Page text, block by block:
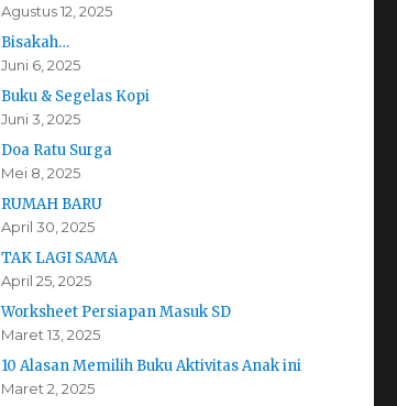
Agustus 12, 2025
Bisakah…
Juni 6, 2025
Buku & Segelas Kopi
Juni 3, 2025
Doa Ratu Surga
Mei 8, 2025
RUMAH BARU
April 30, 2025
TAK LAGI SAMA
April 25, 2025
Worksheet Persiapan Masuk SD
Maret 13, 2025
10 Alasan Memilih Buku Aktivitas Anak ini
Maret 2, 2025